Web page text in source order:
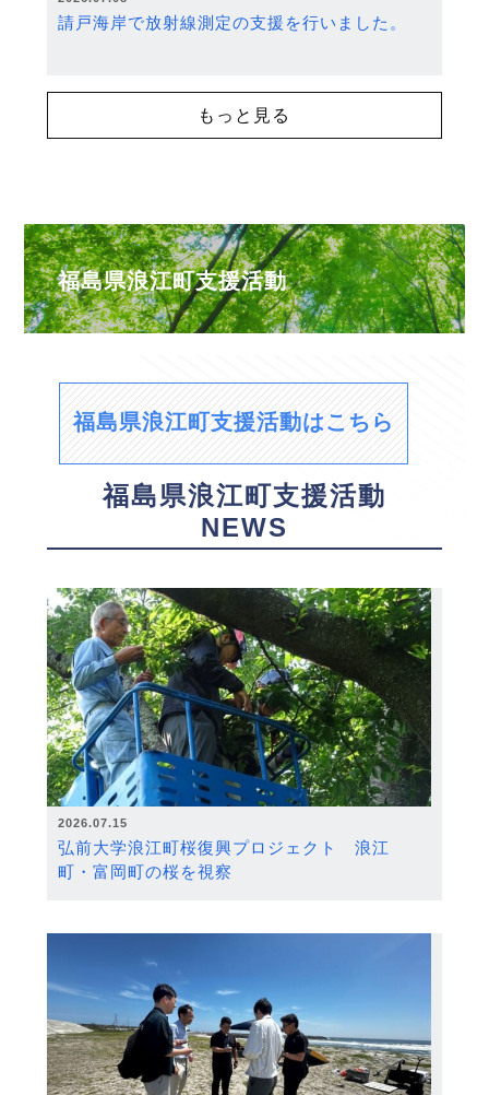
請戸海岸で放射線測定の支援を行いました。
もっと見る
福島県浪江町支援活動
福島県浪江町支援活動はこちら
福島県浪江町支援活動
NEWS
2026.07.15
弘前大学浪江町桜復興プロジェクト 浪江
町・富岡町の桜を視察